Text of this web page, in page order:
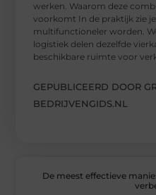
werken. Waarom deze
voorkomt In de praktijk zie
multifunctioneler worden.
logistiek delen dezelfde
beschikbare ruimte voor
GEPUBLICEERD DOOR
BEDRIJVENGIDS.NL
De meest effectieve